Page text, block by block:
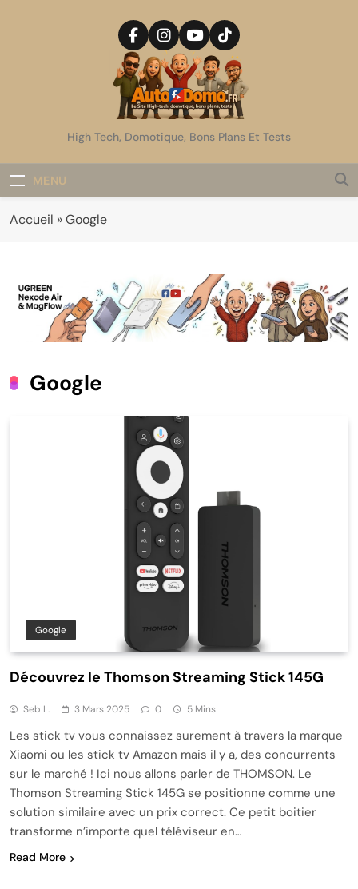
AutoDomo
High Tech, Domotique, Bons Plans Et Tests
MENU
Accueil »Google
Google
Google
Découvrez le Thomson Streaming Stick 145G
Seb L. 3 Mars 2025 0 5 Mins
Les stick tv vous connaissez surement à travers la marque
Xiaomi ou les stick tv Amazon mais il y a, des concurrents
sur le marché ! Ici nous allons parler de THOMSON. Le
Thomson Streaming Stick 145G se positionne comme une
solution similaire avec un prix correct. Ce petit boitier
transforme n’importe quel téléviseur en…
Read More